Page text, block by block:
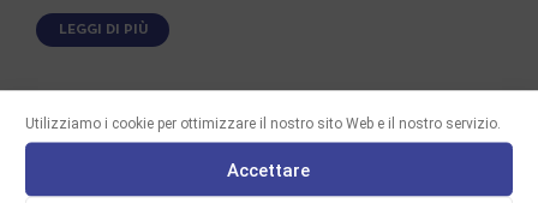
Utilizziamo i cookie per ottimizzare il nostro sito Web e il nostro servizio.
Accettare
LEGGI DI PIÙ